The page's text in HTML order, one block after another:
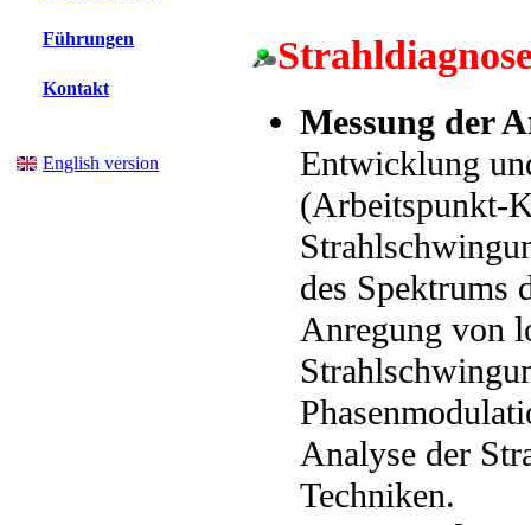
Führungen
Kontakt
English version
Messung der
Entwicklung
(Arbeitspunkt-
des Spektrums
Anregung von
Analyse der
Techniken.